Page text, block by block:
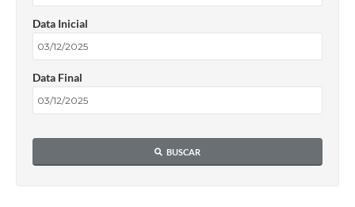
Data Inicial
Data Final
BUSCAR